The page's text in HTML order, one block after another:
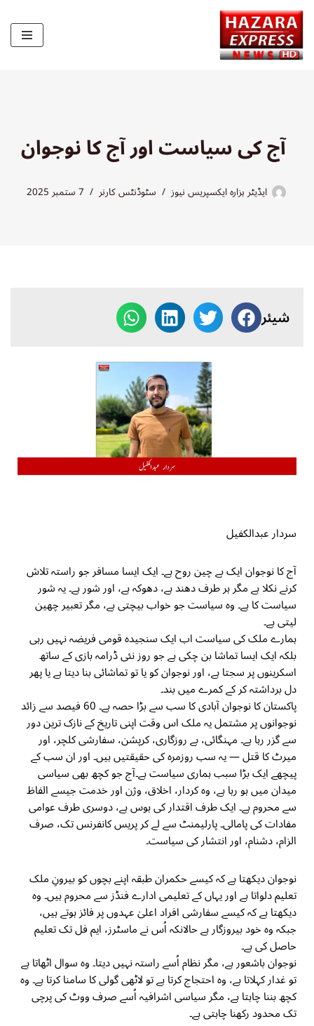
Skip
to
آج کی سیاست اور آج کا نوجوان
ایڈیٹر ہزارہ ایکسپریس نیوز سٹوڈنٹس کارنر 7 ستمبر 2025
شیئر
سردار عبدالکفیل
آج کا نوجوان ایک بے چین روح ہے۔ ایک ایسا مسافر جو راستہ تلاش
کرنے نکلا ہے مگر ہر طرف دھند ہے، دھوکہ ہے، اور شور ہے۔ یہ شور
سیاست کا ہے۔ وہ سیاست جو خواب بیچتی ہے، مگر تعبیر چھین
لیتی ہے۔
ہمارے ملک کی سیاست اب ایک سنجیدہ قومی فریضہ نہیں رہی
بلکہ ایک ایسا تماشا بن چکی ہے جو روز نئی ڈرامہ بازی کے ساتھ
اسکرینوں پر سجتا ہے، اور نوجوان کو یا تو تماشائی بنا دیتا ہے یا پھر
دل برداشتہ کر کے کمرے میں بند۔
پاکستان کا نوجوان آبادی کا سب سے بڑا حصہ ہے۔ 60 فیصد سے زائد
نوجوانوں پر مشتمل یہ ملک اس وقت اپنی تاریخ کے نازک ترین دور
سے گزر رہا ہے۔ مہنگائی، بے روزگاری، کرپشن، سفارشی کلچر، اور
میرٹ کا قتل — یہ سب روزمرہ کی حقیقتیں ہیں۔ اور ان سب کے
پیچھے ایک بڑا سبب ہماری سیاست ہے۔آج جو کچھ بھی سیاسی
میدان میں ہو رہا ہے، وہ کردار، اخلاق، وژن اور خدمت جیسے الفاظ
سے محروم ہے۔ ایک طرف اقتدار کی ہوس ہے، دوسری طرف عوامی
مفادات کی پامالی۔ پارلیمنٹ سے لے کر پریس کانفرنس تک، صرف
الزام، دشنام، اور انتشار کی سیاست۔
نوجوان دیکھتا ہے کہ کیسے حکمران طبقہ اپنے بچوں کو بیرونِ ملک
تعلیم دلواتا ہے اور یہاں کے تعلیمی ادارے فنڈز سے محروم ہیں۔ وہ
دیکھتا ہے کہ کیسے سفارشی افراد اعلیٰ عہدوں پر فائز ہوتے ہیں،
جبکہ وہ خود بیروزگار ہے حالانکہ اُس نے ماسٹرز، ایم فل تک تعلیم
حاصل کی ہے۔
نوجوان باشعور ہے، مگر نظام اُسے راستہ نہیں دیتا۔ وہ سوال اٹھاتا ہے
تو غدار کہلاتا ہے، وہ احتجاج کرتا ہے تو لاٹھی گولی کا سامنا کرتا ہے۔ وہ
کچھ بننا چاہتا ہے، مگر سیاسی اشرافیہ اُسے صرف ووٹ کی پرچی
تک محدود رکھنا چاہتی ہے۔